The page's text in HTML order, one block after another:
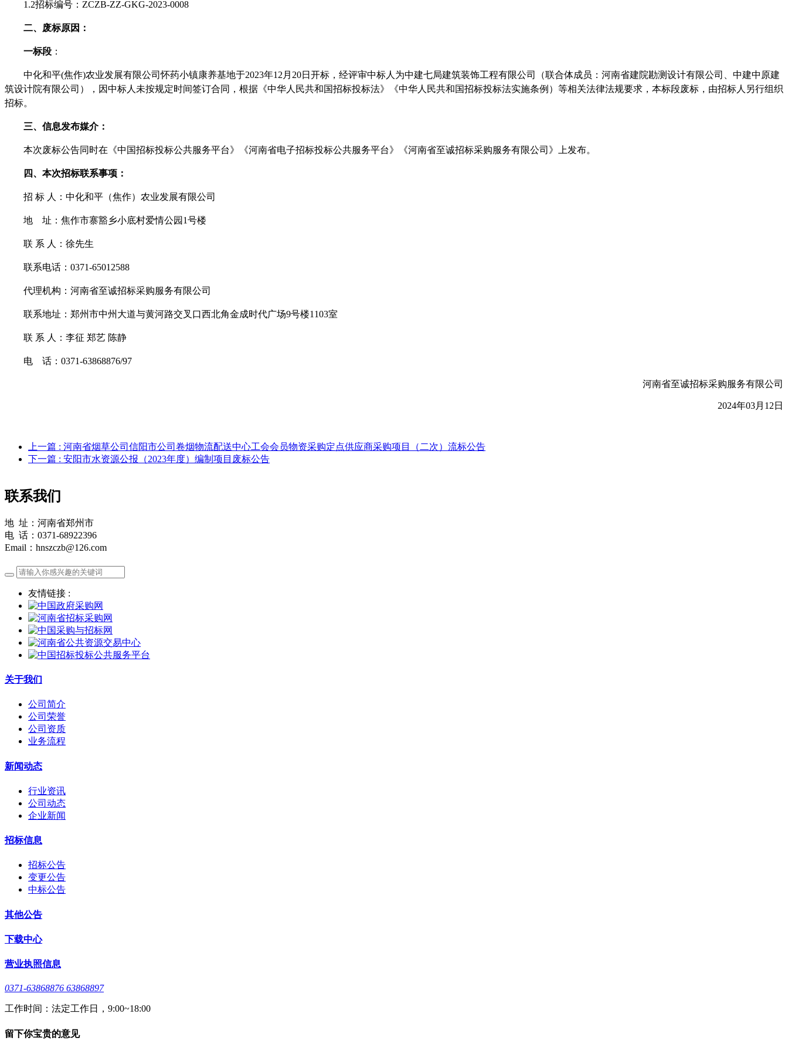
1.2招标编号：ZCZB-ZZ-GKG-2023-0008
二、 废标原因 ：
一标段 ：
中化和平(焦作)农业发展有限公司怀药小镇康养基地于2023年12 月 20日 开标，经评审中标人为中建七局建筑装饰工程有限公司（联合体成员：河南省建院勘测设计有限公司、中建中原建
筑设计院有限公司）
， 因中标人 未按规定时间签订合同，根据《中华人民共和国招标投标法》《中华人民共和国招标投标法实施条例）等相关法律法规要求，本标段废标，由招标人另行组织
招标。
三、信息发布媒介：
本次废标公告同时在《中国招标投标公共服务平台》《河南省电子招标投标公共服务平台》《河南省至诚招标采购服务有限公司》上发布。
四、本次招标联系事项：
招 标 人：中化和平（焦作）农业发展有限公司
地 址：焦作市寨豁乡小底村爱情公园 1号楼
联 系 人：徐先生
联系电话： 0371-65012588
代理机构：河南省至诚招标采购服务有限公司
联系地址：郑州市中州大道与黄河路交叉口西北角金成时代广场9号楼1103室
联 系 人：李征 郑艺 陈静
电 话： 0371-63868876/97
河南省至诚招标采购服务有限公司
2024年03月 12 日
上一篇 : 河南省烟草公司信阳市公司卷烟物流配送中心工会会员物资采购定点供应商采购项目（二次）流标公告
下一篇 : 安阳市水资源公报（2023年度）编制项目废标公告
联系我们
地 址：河南省郑州市
电 话：0371-68922396
Email：hnszczb@126.com
友情链接 :
关于我们
公司简介
公司荣誉
公司资质
业务流程
新闻动态
行业资讯
公司动态
企业新闻
招标信息
招标公告
变更公告
中标公告
其他公告
下载中心
营业执照信息
0371-63868876 63868897
工作时间：法定工作日，9:00~18:00
留下你宝贵的意见